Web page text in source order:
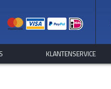
KLANTENSERVICE